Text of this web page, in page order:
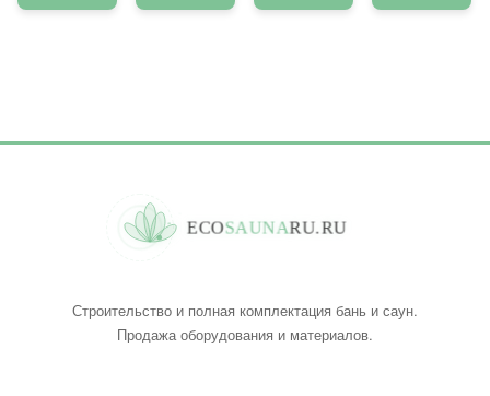
ECOSAUNARU.RU
Строительство и полная комплектация бань и саун.
Продажа оборудования и материалов.